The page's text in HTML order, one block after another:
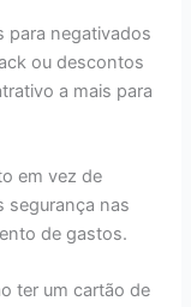
para negativados
ou descontos
a mais para
em vez de
segurança nas
de gastos.
ter um cartão de